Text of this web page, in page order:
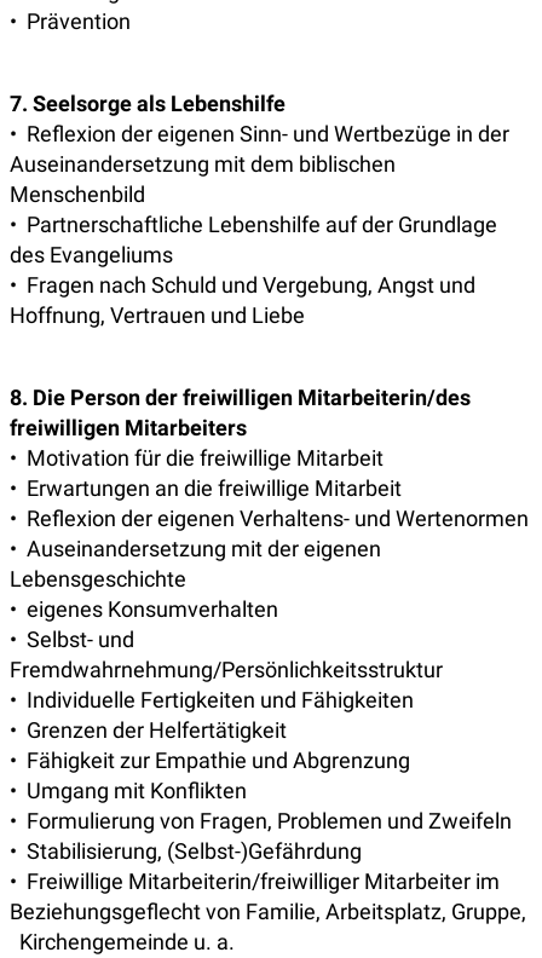
• Prävention
7. Seelsorge als Lebenshilfe
• Reflexion der eigenen Sinn- und Wertbezüge in der
Auseinandersetzung mit dem biblischen
Menschenbild
• Partnerschaftliche Lebenshilfe auf der Grundlage
des Evangeliums
• Fragen nach Schuld und Vergebung, Angst und
Hoffnung, Vertrauen und Liebe
8. Die Person der freiwilligen Mitarbeiterin/des
freiwilligen Mitarbeiters
• Motivation für die freiwillige Mitarbeit
• Erwartungen an die freiwillige Mitarbeit
• Reflexion der eigenen Verhaltens- und Wertenormen
• Auseinandersetzung mit der eigenen
Lebensgeschichte
• eigenes Konsumverhalten
• Selbst- und
Fremdwahrnehmung/Persönlichkeitsstruktur
• Individuelle Fertigkeiten und Fähigkeiten
• Grenzen der Helfertätigkeit
• Fähigkeit zur Empathie und Abgrenzung
• Umgang mit Konflikten
• Formulierung von Fragen, Problemen und Zweifeln
• Stabilisierung, (Selbst-)Gefährdung
• Freiwillige Mitarbeiterin/freiwilliger Mitarbeiter im
Beziehungsgeflecht von Familie, Arbeitsplatz, Gruppe,
Kirchengemeinde u. a.